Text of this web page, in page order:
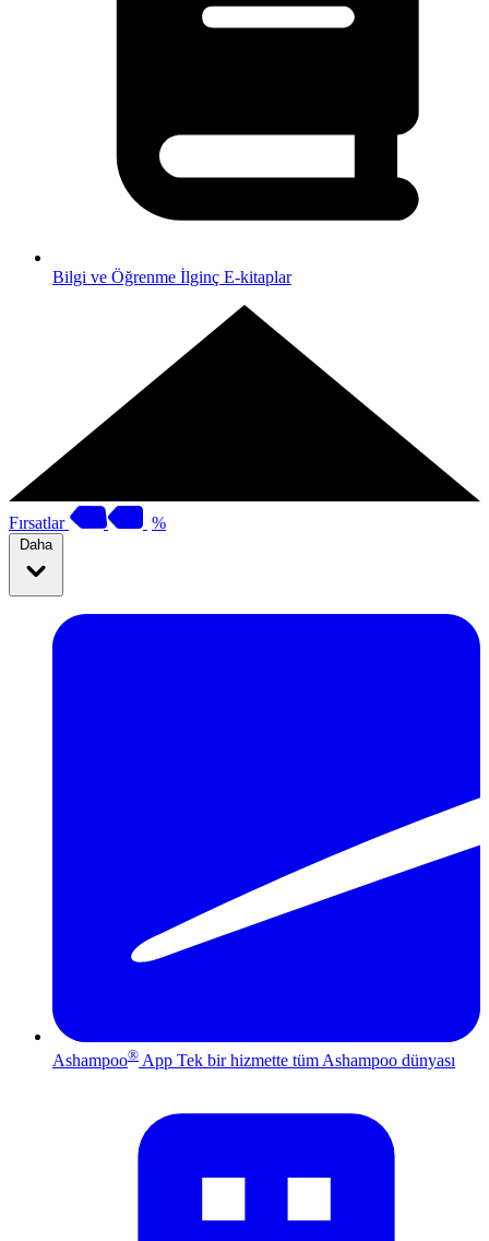
Bilgi ve Öğrenme İlginç E-kitaplar
Fırsatlar %
Daha
Ashampoo® App Tek bir hizmette tüm Ashampoo dünyası